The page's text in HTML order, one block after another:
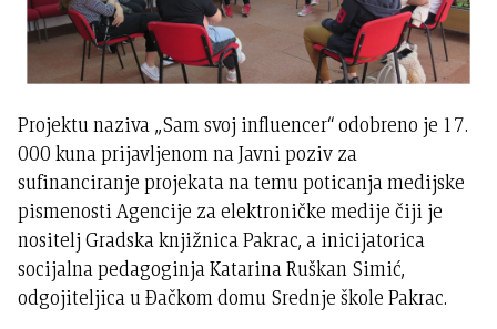
Projektu naziva „Sam svoj influencer“ odobreno je 17.
000 kuna prijavljenom na Javni poziv za
sufinanciranje projekata na temu poticanja medijske
pismenosti Agencije za elektroničke medije čiji je
nositelj Gradska knjižnica Pakrac, a inicijatorica
socijalna pedagoginja Katarina Ruškan Simić,
odgojiteljica u Đačkom domu Srednje škole Pakrac.